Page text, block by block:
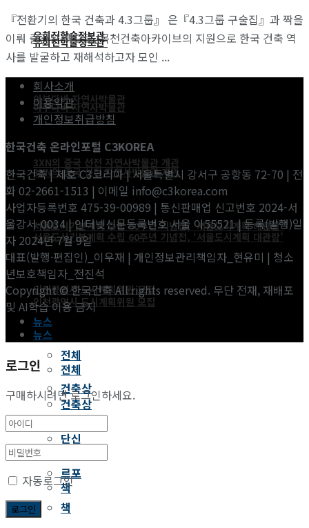
유회진학술정보관
아부다비 자연사박물관
3XN의 중국 선전 자연사박물관 개관
서울도시기본계획 수립 60주년 기념전, ‘서울도시계획 대관람’
인천광역시 도시계획위원 모집
뉴스
전체
건축상
단신
르포
책
유회진학술정보관
아부다비 자연사박물관
3XN의 중국 선전 자연사박물관 개관
서울도시기본계획 수립 60주년 기념전, ‘서울도시계획 대관람’
인천광역시 도시계획위원 모집
뉴스
전체
건축상
단신
책
『전환기의 한국 건축과 4.3그룹』 은『4.3그룹 구술집』과 짝을
이뤄 출간된 책으로, 목천건축아카이브의 지원으로 한국 건축 역
사를 발굴하고 재해석하고자 모인 ...
회사소개
이용약관
개인정보취급방침
한국건축 온라인포털 C3KOREA
한국건축 | 제호 C3코리아 | 서울특별시 강서구 공항동 72-70 | 전
화 02-2661-1513 | 이메일 info@c3korea.com
사업자등록번호 475-39-00989 | 통신판매업 신고번호 2024-서
울강서-0034 | 인터넷신문등록번호 서울 아55521 | 등록(발행)일
자 2024년 7월 9일
대표(발행·편집인)_이우재 | 개인정보관리책임자_현유미 | 청소
년보호책임자_전진석
Copyright © 한국건축 All rights reserved. 무단 전재, 재배포
및 AI학습 이용 금지
로그인
구매하시려면 로그인하세요.
자동로그인